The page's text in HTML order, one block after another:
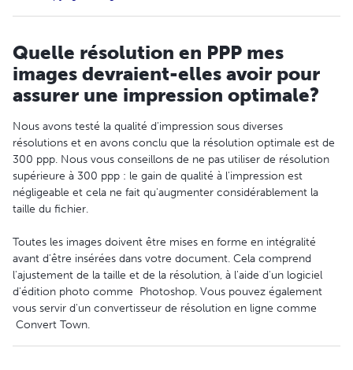
Quelle résolution en PPP mes
images devraient-elles avoir pour
assurer une impression optimale?
Nous avons testé la qualité d'impression sous diverses
résolutions et en avons conclu que la résolution optimale est de
300 ppp. Nous vous conseillons de ne pas utiliser de résolution
supérieure à 300 ppp : le gain de qualité à l'impression est
négligeable et cela ne fait qu'augmenter considérablement la
taille du fichier.
Toutes les images doivent être mises en forme en intégralité
avant d'être insérées dans votre document. Cela comprend
l'ajustement de la taille et de la résolution, à l'aide d'un logiciel
d'édition photo comme Photoshop. Vous pouvez également
vous servir d'un convertisseur de résolution en ligne comme
Convert Town.